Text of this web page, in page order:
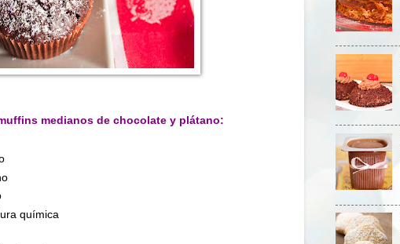
medianos de chocolate y plátano:
química